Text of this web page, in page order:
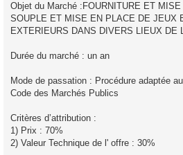
Objet du Marché :FOURNITURE ET
SOUPLE ET MISE EN PLACE DE JEUX
EXTERIEURS DANS DIVERS LIEUX DE
Durée du marché : un an
Mode de passation : Procédure adaptée
Code des Marchés Publics
Critères d’attribution :
1) Prix : 70%
2) Valeur Technique de l' offre : 30%